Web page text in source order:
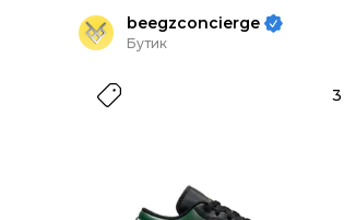
beegzconcierge
Бутик
3